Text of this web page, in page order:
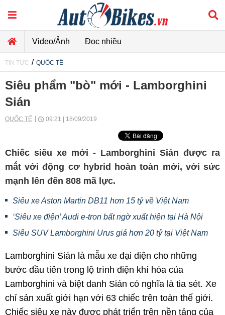
Video/Ảnh Đọc nhiều
TIN TỨC / QUỐC TẾ
Siêu phẩm "bò" mới - Lamborghini
Sián
QUỐC TẾ 09:21 | 18/09/2019
Chiếc siêu xe mới - Lamborghini Sián được ra
mắt với động cơ hybrid hoàn toàn mới, với sức
mạnh lên đến 808 mã lực.
Siêu xe Aston Martin DB11 hơn 15 tỷ về Việt Nam
‘Siêu xe điện’ Audi e-tron bất ngờ xuất hiện tại Hà Nội
Siêu SUV Lamborghini Urus giá hơn 20 tỷ tại Việt Nam
Lamborghini Sián là mẫu xe đại diện cho những
bước đầu tiên trong lộ trình điện khí hóa của
Lamborghini và biệt danh Sián có nghĩa là tia sét. Xe
chỉ sản xuất giới hạn với 63 chiếc trên toàn thế giới.
Chiếc siêu xe này được phát triển trên nền tảng của